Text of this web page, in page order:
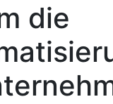
die